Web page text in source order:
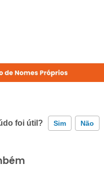
foi útil? Sim Não
contém informação